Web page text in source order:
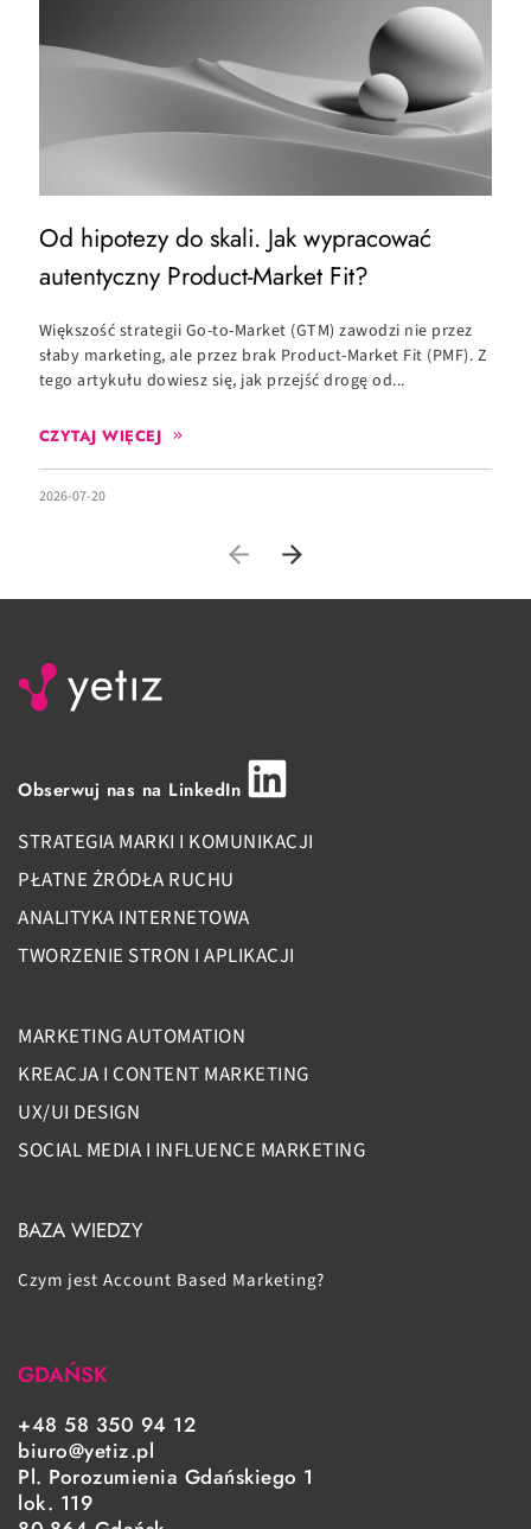
Od hipotezy do skali. Jak wypracować
autentyczny Product-Market Fit?
Większość strategii Go-to-Market (GTM) zawodzi nie przez
słaby marketing, ale przez brak Product-Market Fit (PMF). Z
tego artykułu dowiesz się, jak przejść drogę od...
CZYTAJ WIĘCEJ
2026-07-20
Obserwuj nas na LinkedIn
STRATEGIA MARKI I KOMUNIKACJI
PŁATNE ŻRÓDŁA RUCHU
ANALITYKA INTERNETOWA
TWORZENIE STRON I APLIKACJI
MARKETING AUTOMATION
KREACJA I CONTENT MARKETING
UX/UI DESIGN
SOCIAL MEDIA I INFLUENCE MARKETING
BAZA WIEDZY
Czym jest Account Based Marketing?
GDAŃSK
+48 58 350 94 12
biuro@yetiz.pl
Pl. Porozumienia Gdańskiego 1
lok. 119